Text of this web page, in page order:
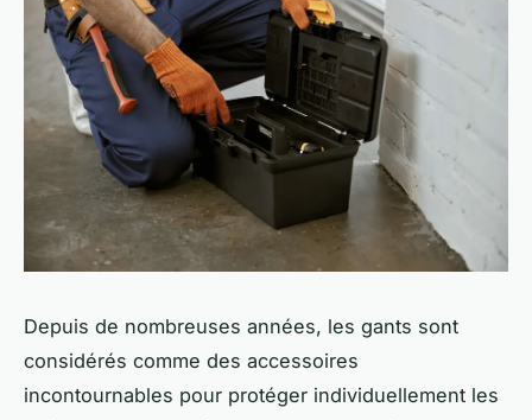
Depuis de nombreuses années, les gants sont
considérés comme des accessoires
incontournables pour protéger individuellement les